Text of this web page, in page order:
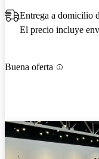
Entrega a domicilio
El precio incluye
Buena oferta